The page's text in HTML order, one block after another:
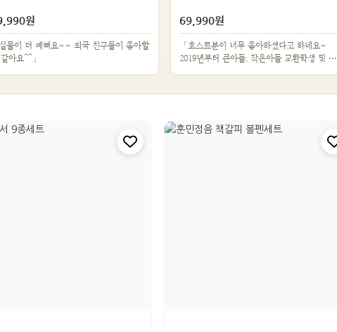
원
물이 더 예뻐요~~ 외국 친구들이 좋아할
아요^^」
69,990원
「호스트분이 너무 좋아하셨다고 하네요~
2019년부터 큰아들, 작은아들 교환학생 및 홈